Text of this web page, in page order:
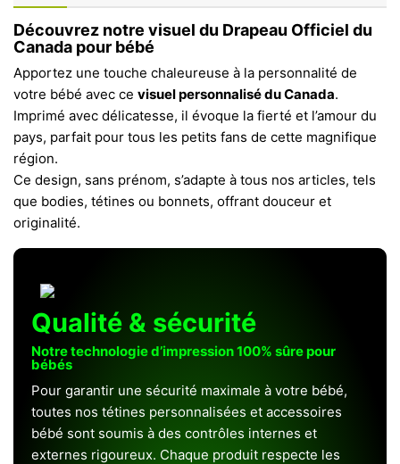
Découvrez notre visuel du Drapeau Officiel du
Canada pour bébé
Apportez une touche chaleureuse à la personnalité de
votre bébé avec ce visuel personnalisé du Canada.
Imprimé avec délicatesse, il évoque la fierté et l’amour du
pays, parfait pour tous les petits fans de cette magnifique
région.
Ce design, sans prénom, s’adapte à tous nos articles, tels
que bodies, tétines ou bonnets, offrant douceur et
originalité.
Qualité & sécurité
Notre technologie d’impression 100% sûre pour
bébés
Pour garantir une sécurité maximale à votre bébé,
toutes nos tétines personnalisées et accessoires
bébé sont soumis à des contrôles internes et
externes rigoureux. Chaque produit respecte les